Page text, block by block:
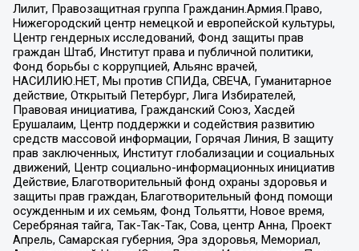
Лилит, Правозащитная группа Гражданин.Армия.Право,
Нижегородский центр немецкой и европейской культуры,
Центр гендерных исследований, Фонд защиты прав
граждан Штаб, Институт права и публичной политики,
Фонд борьбы с коррупцией, Альянс врачей,
НАСИЛИЮ.НЕТ, Мы против СПИДа, СВЕЧА, Гуманитарное
действие, Открытый Петербург, Лига Избирателей,
Правовая инициатива, Гражданский Союз, Хасдей
Ерушалаим, Центр поддержки и содействия развитию
средств массовой информации, Горячая Линия, В защиту
прав заключенных, Институт глобализации и социальных
движений, Центр социально-информационных инициатив
Действие, Благотворительный фонд охраны здоровья и
защиты прав граждан, Благотворительный фонд помощи
осужденным и их семьям, Фонд Тольятти, Новое время,
Серебряная тайга, Так-Так-Так, Сова, центр Анна, Проект
Апрель, Самарская губерния, Эра здоровья, Мемориал,